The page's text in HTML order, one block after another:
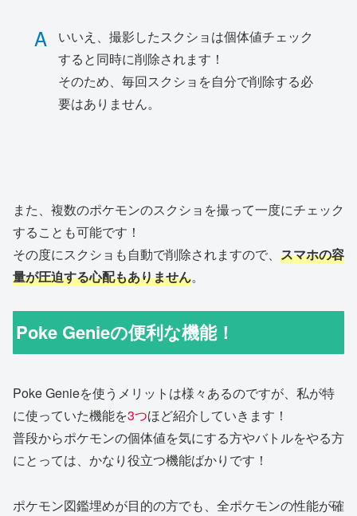
A
いいえ、撮影したスクショは個体値チェック
すると同時に削除されます！
そのため、毎回スクショを自分で削除する必
要はありません。
また、複数のポケモンのスクショを撮って一度にチェック
することも可能です！
その度にスクショも自動で削除されますので、 スマホの容
量が圧迫する心配もありません。
Poke Genieの便利な機能！
Poke Genieを使うメリットは様々あるのですが、私が特
に使っていた機能を3つほど紹介していきます！
普段からポケモンの個体値を気にする方やバトルをやる方
にとっては、かなり役立つ機能ばかりです！
ポケモン図鑑埋めが目的の方でも、全ポケモンの性能が確